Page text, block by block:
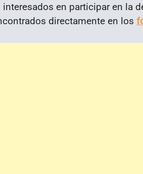
en participar en la
directamente en los